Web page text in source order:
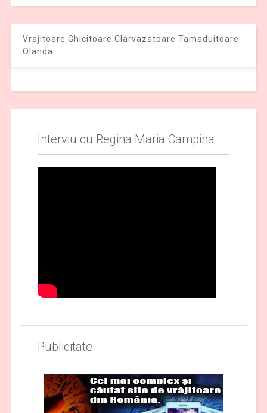
Vrajitoare Ghicitoare Clarvazatoare Tamaduitoare
Olanda
Interviu cu Regina Maria Campina
Publicitate